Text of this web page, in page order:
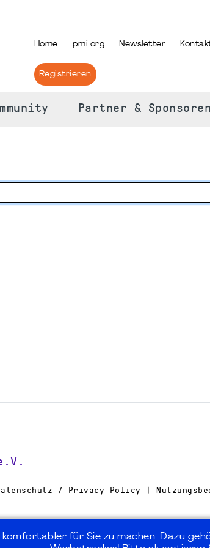
Home pmi.org Newsletter
Registrieren
Partner & Sponsoren
/ Privacy Policy |
für Sie zu machen. Dazu